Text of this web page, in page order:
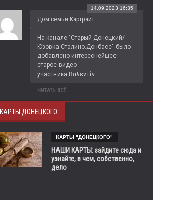
Дом семьи Картрайт...
14.09.2023 16:35
На канале "Старый Донецкий/
Юзовка.Сталино.Донбасс" было
добавлено интереснейшее
старое видео
участника Βαλεντίν...
ЧИТАТЬ ВСЁ...
КАРТЫ ДОНЕЦКОГО
КАРТЫ "ДОНЕЦКОГО"
НАШИ КАРТЫ: зайдите сюда и
узнайте, в чем, собственно,
дело